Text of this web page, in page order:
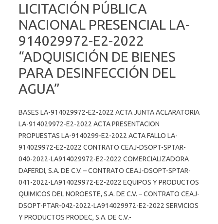
LICITACIÓN PÚBLICA
NACIONAL PRESENCIAL LA-
914029972-E2-2022
“ADQUISICIÓN DE BIENES
PARA DESINFECCIÓN DEL
AGUA”
BASES LA-914029972-E2-2022 ACTA JUNTA ACLARATORIA
LA-914029972-E2-2022 ACTA PRESENTACION
PROPUESTAS LA-9140299-E2-2022 ACTA FALLO LA-
914029972-E2-2022 CONTRATO CEAJ-DSOPT-SPTAR-
040-2022-LA914029972-E2-2022 COMERCIALIZADORA
DAFERDI, S.A. DE C.V. – CONTRATO CEAJ-DSOPT-SPTAR-
041-2022-LA914029972-E2-2022 EQUIPOS Y PRODUCTOS
QUIMICOS DEL NOROESTE, S.A. DE C.V. – CONTRATO CEAJ-
DSOPT-PTAR-042-2022-LA914029972-E2-2022 SERVICIOS
Y PRODUCTOS PRODEC, S.A. DE C.V.-